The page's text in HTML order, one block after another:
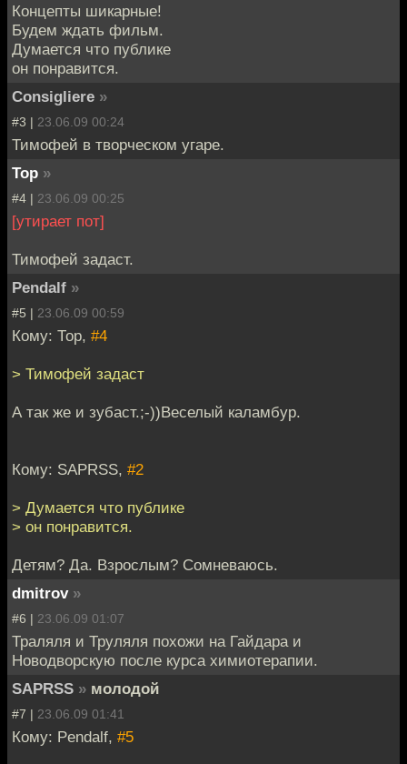
Концепты шикарные!
Будем ждать фильм.
Думается что публике
он понравится.
Consigliere »
#3 | 23.06.09 00:24
Тимофей в творческом угаре.
Тор »
#4 | 23.06.09 00:25
[утирает пот]
Тимофей задаст.
Pendalf »
#5 | 23.06.09 00:59
Кому: Тор, #4
> Тимофей задаст
А так же и зубаст.;-))Веселый каламбур.
Кому: SAPRSS, #2
> Думается что публике
> он понравится.
Детям? Да. Взрослым? Сомневаюсь.
dmitrov »
#6 | 23.06.09 01:07
Траляля и Труляля похожи на Гайдара и
Новодворскую после курса химиотерапии.
SAPRSS » молодой
#7 | 23.06.09 01:41
Кому: Pendalf, #5